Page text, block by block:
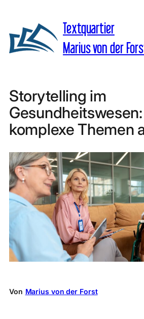
springen
Textquartier
Marius von der
Storytelling im
komplexe Themen
Von Marius von der Forst